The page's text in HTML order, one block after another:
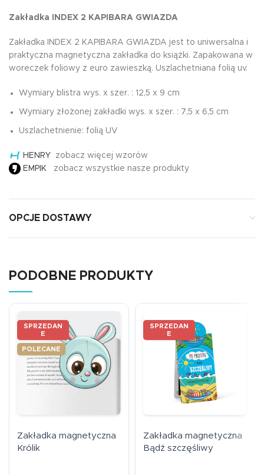
Zakładka INDEX 2 KAPIBARA GWIAZDA
Zakładka INDEX 2 KAPIBARA GWIAZDA jest to uniwersalna i
praktyczna magnetyczna zakładka do książki. Zapakowana w
woreczek foliowy z euro zawieszką. Uszlachetniana folią uv.
Wymiary blistra wys. x szer. : 12,5 x 9 cm
Wymiary złożonej zakładki wys. x szer. : 7,5 x 6,5 cm
Uszlachetnienie: folią UV
HENRY zobacz więcej wzorów
EMPIK zobacz wszystkie nasze produkty
OPCJE DOSTAWY
PODOBNE PRODUKTY
SPRZEDAN
E
POLECANE
Zakładka magnetyczna
Królik
SPRZEDAN
E
Zakładka magnetyczna
Bądź szczęśliwy